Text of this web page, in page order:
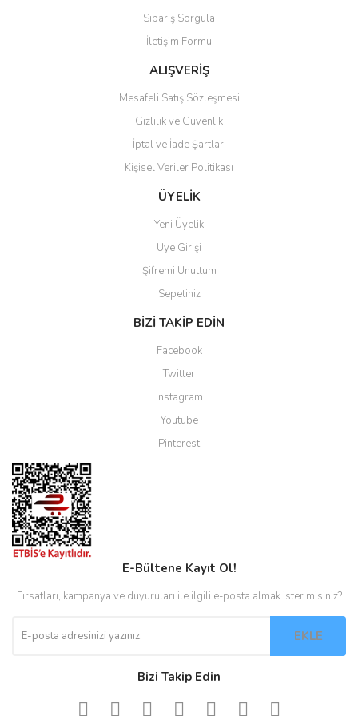
Ürün bilgilerinde hatalar bulunuyor.
Ürün fiyatı diğer sitelerden daha pahalı.
Bu ürüne benzer farklı alternatifler olmalı.
Gönder
Sipariş Sorgula
İletişim Formu
ALIŞVERİŞ
Mesafeli Satış Sözleşmesi
Gizlilik ve Güvenlik
İptal ve İade Şartları
Kişisel Veriler Politikası
ÜYELİK
Yeni Üyelik
Üye Girişi
Şifremi Unuttum
Sepetiniz
BİZİ TAKİP EDİN
Facebook
Twitter
Instagram
Youtube
Pinterest
E-Bültene Kayıt Ol!
Fırsatları, kampanya ve duyuruları ile ilgili e-posta almak ister misiniz?
EKLE
Bizi Takip Edin